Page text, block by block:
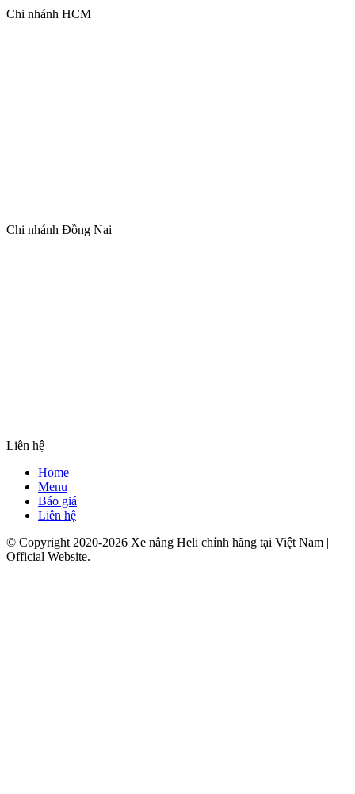
Chi nhánh HCM
Chi nhánh Đồng Nai
Liên hệ
Home
Menu
Báo giá
Liên hệ
© Copyright 2020-2026 Xe nâng Heli chính hãng tại Việt Nam |
Official Website.